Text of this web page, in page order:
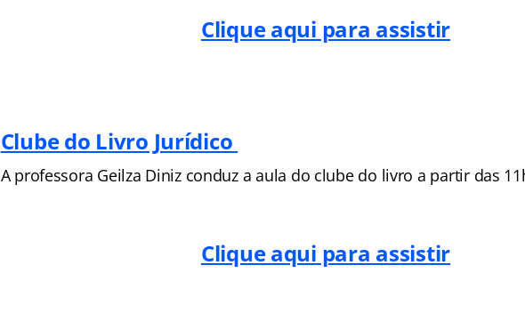
Clique aqui para assistir
Clube do Livro Jurídico
A professora Geilza Diniz conduz a aula do clube do livro a partir das
Clique aqui para assistir